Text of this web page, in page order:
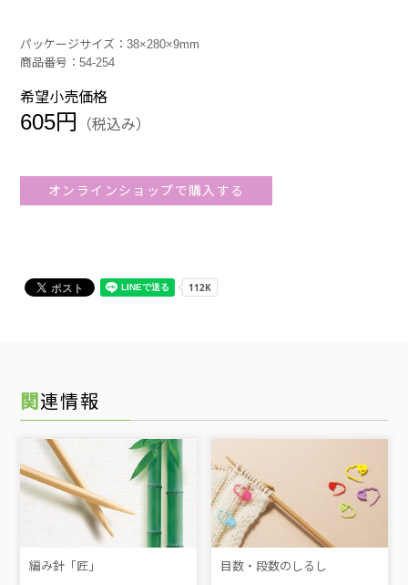
パッケージサイズ：38×280×9mm
商品番号：54-254
希望小売価格
605円 （税込み）
オンラインショップで購入する
関連情報
編み針「匠」 目数・段数のしるし